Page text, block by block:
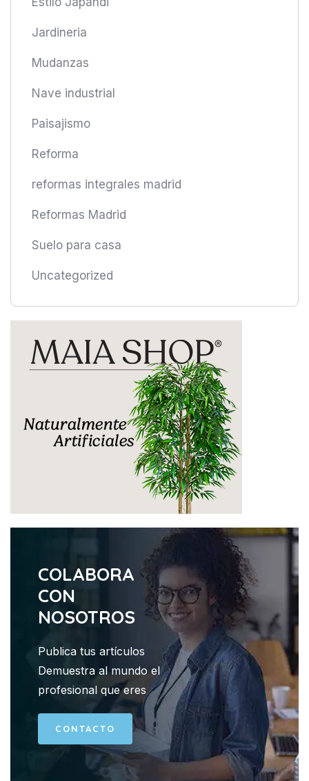
Jardineria
Mudanzas
Nave industrial
Paisajismo
Reforma
reformas integrales madrid
Reformas Madrid
Suelo para casa
Uncategorized
COLABORA
CON
NOSOTROS
Publica tus artículos
Demuestra al mundo el
profesional que eres
CONTACTO